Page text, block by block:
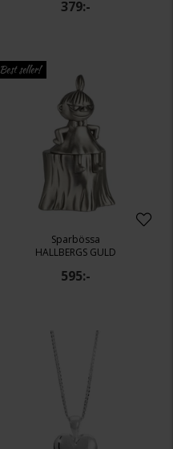
379:-
Best seller!
Sparbössa
HALLBERGS GULD
595:-